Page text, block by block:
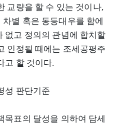
교량을 할 수 있는 것이나,
별 혹은 동등대우를 함에
없고 정의의 관념에 합치할
인정될 때에는 조세공평주
고 할 것이다.
성 판단기준
목표의 달성을 의하여 담세